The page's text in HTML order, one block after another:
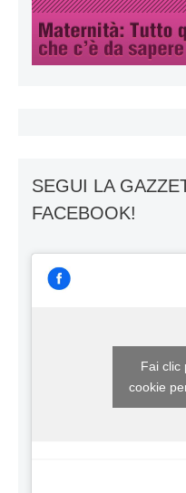
SEGUI LA
FACEBOOK!
Fai clic
cookie